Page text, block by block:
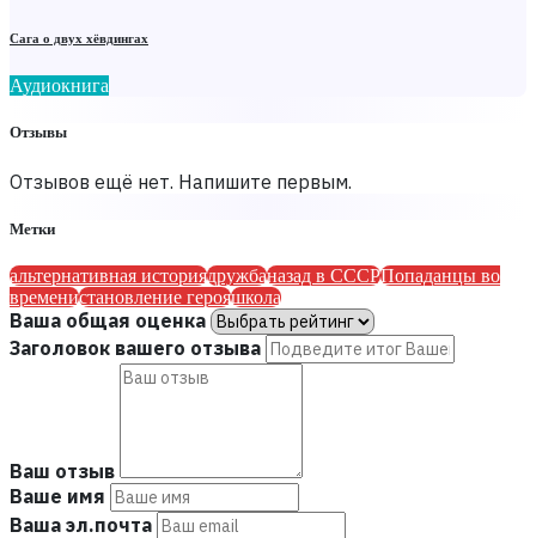
Сага о двух хёвдингах
Аудиокнига
Отзывы
Отзывов ещё нет. Напишите первым.
Метки
альтернативная историядружбаназад в СССРПопаданцы во
временистановление герояшкола
Ваша общая оценка
Заголовок вашего отзыва
Ваш отзыв
Ваше имя
Ваша эл.почта